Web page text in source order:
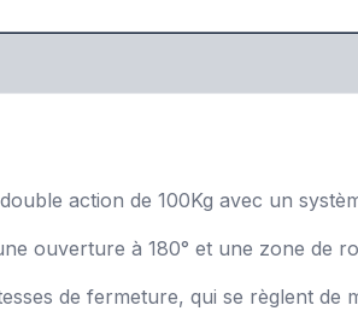
action de 100Kg avec un
ouverture à 180° et une zone de
de fermeture, qui se règlent de